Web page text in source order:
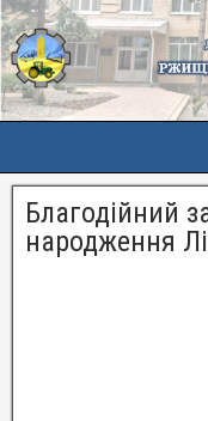
Благодійний
народження